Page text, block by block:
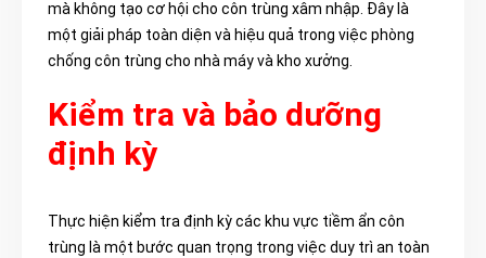
mà không tạo cơ hội cho côn trùng xâm nhập. Đây là
một giải pháp toàn diện và hiệu quả trong việc phòng
chống côn trùng cho nhà máy và kho xưởng.
Kiểm tra và bảo dưỡng
định kỳ
Thực hiện kiểm tra định kỳ các khu vực tiềm ẩn côn
trùng là một bước quan trọng trong việc duy trì an toàn